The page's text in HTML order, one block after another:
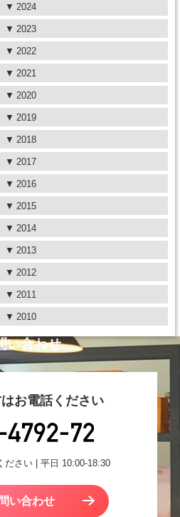
2024
2023
2022
2021
2020
2019
2018
2017
2016
2015
2014
2013
2012
2011
2010
い合わせ
お電話ください
ださい | 平日 10:00-18:30
い合わせ